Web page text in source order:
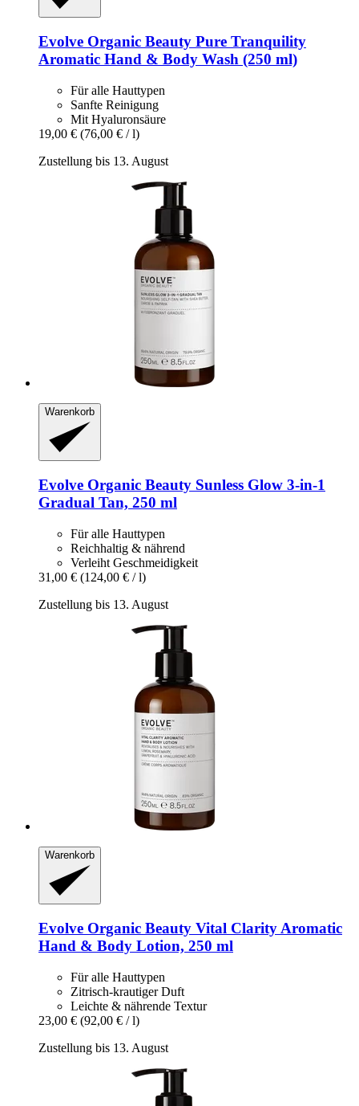
Evolve Organic Beauty Pure Tranquility
Aromatic Hand & Body Wash (250 ml)
Für alle Hauttypen
Sanfte Reinigung
Mit Hyaluronsäure
19,00 € (76,00 € / l)
Zustellung bis 13. August
Warenkorb
Evolve Organic Beauty Sunless Glow 3-​in-​1
Gradual Tan, 250 ml
Für alle Hauttypen
Reichhaltig & nährend
Verleiht Geschmeidigkeit
31,00 € (124,00 € / l)
Zustellung bis 13. August
Warenkorb
Evolve Organic Beauty Vital Clarity Aromatic
Hand & Body Lotion, 250 ml
Für alle Hauttypen
Zitrisch-krautiger Duft
Leichte & nährende Textur
23,00 € (92,00 € / l)
Zustellung bis 13. August